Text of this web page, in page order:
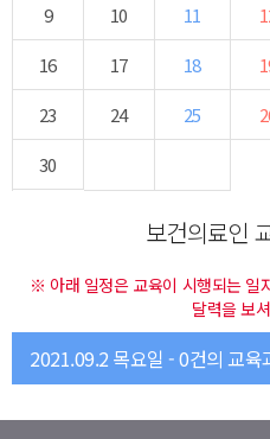
9
10 11
16
17 18
23
24 25
30
보건의료인
※ 아래 일정은 교육이 시행되는 일
달력을 보
2021.09.2 목요일 - 0건의 교육